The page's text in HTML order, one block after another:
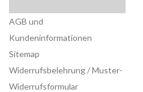
AGB und
Kundeninformationen
Sitemap
Widerrufsbelehrung / Muster-
Widerrufsformular